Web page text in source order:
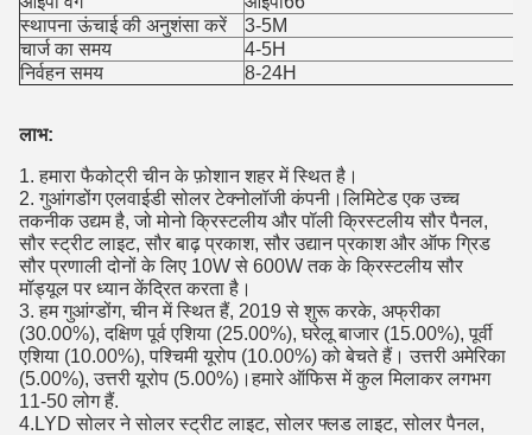
स्थापना ऊंचाई की अनुशंसा करें
3-5M
चार्ज का समय
4-5H
निर्वहन समय
8-24H
लाभ:
1. हमारा फैकोट्री चीन के फ़ोशान शहर में स्थित है।
2. गुआंगडोंग एलवाईडी सोलर टेक्नोलॉजी कंपनी।लिमिटेड एक उच्च
तकनीक उद्यम है, जो मोनो क्रिस्टलीय और पॉली क्रिस्टलीय सौर पैनल,
सौर स्ट्रीट लाइट, सौर बाढ़ प्रकाश, सौर उद्यान प्रकाश और ऑफ ग्रिड
सौर प्रणाली दोनों के लिए 10W से 600W तक के क्रिस्टलीय सौर
मॉड्यूल पर ध्यान केंद्रित करता है।
3. हम गुआंग्डोंग, चीन में स्थित हैं, 2019 से शुरू करके, अफ्रीका
(30.00%), दक्षिण पूर्व एशिया (25.00%), घरेलू बाजार (15.00%), पूर्वी
एशिया (10.00%), पश्चिमी यूरोप (10.00%) को बेचते हैं। उत्तरी अमेरिका
(5.00%), उत्तरी यूरोप (5.00%)।हमारे ऑफिस में कुल मिलाकर लगभग
11-50 लोग हैं.
4.LYD सोलर ने सोलर स्ट्रीट लाइट, सोलर फ्लड लाइट, सोलर पैनल,